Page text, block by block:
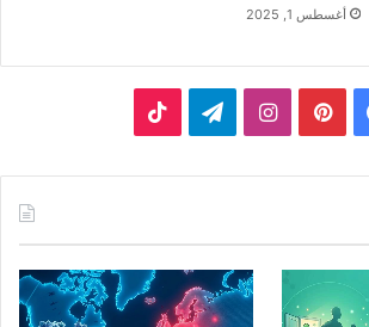
أغسطس 1, 2025
فيسبوكبينتيريستانستقرامتيلقرام